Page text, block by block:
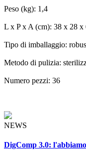
Peso (kg): 1,4
L x P x A (cm): 38 x 28 x
Tipo di imballaggio:
Metodo di pulizia:
Numero pezzi: 36
NEWS
DigComp 3.0: